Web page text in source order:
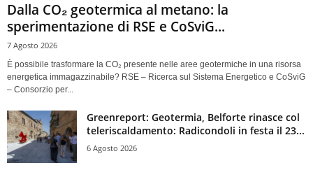
Dalla CO₂ geotermica al metano: la
sperimentazione di RSE e CoSviG...
7 Agosto 2026
È possibile trasformare la CO₂ presente nelle aree geotermiche in una risorsa
energetica immagazzinabile? RSE – Ricerca sul Sistema Energetico e CoSviG
– Consorzio per...
Greenreport: Geotermia, Belforte rinasce col
teleriscaldamento: Radicondoli in festa il 23...
6 Agosto 2026